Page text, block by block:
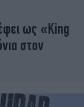
ως «King
στον